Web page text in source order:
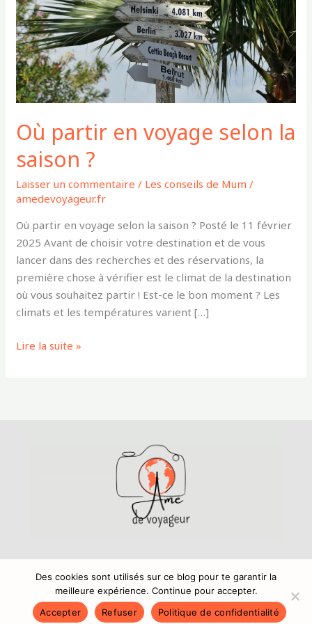
Où partir en voyage selon la
saison ?
Laisser un commentaire / Les conseils de Mum /
amedevoyageur.fr
Où partir en voyage selon la saison ? Posté le 11 février
2025 Avant de choisir votre destination et de vous
lancer dans des recherches et des réservations, la
première chose à vérifier est le climat de la destination
où vous souhaitez partir ! Est-ce le bon moment ? Les
climats et les températures varient […]
la
saison
?
Lire la suite »
Mentions légales,
Copyright © 2024 Amedevoyageur.fr
Des cookies sont utilisés sur ce blog pour te garantir la
meilleure expérience. Continue pour accepter.
Accepter
Refuser Politique de confidentialité